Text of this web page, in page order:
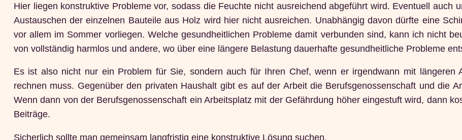
Hier liegen konstruktive Probleme vor, sodass die Feuchte nicht ausreichend abgeführt wird. Eventuell auch
Austauschen der einzelnen Bauteile aus Holz wird hier nicht ausreichen. Unabhängig davon dürfte eine
vor allem im Sommer vorliegen. Welche gesundheitlichen Probleme damit verbunden sind, kann ich nicht
von vollständig harmlos und andere, wo über eine längere Belastung dauerhafte gesundheitliche Probleme
Es ist also nicht nur ein Problem für Sie, sondern auch für Ihren Chef, wenn er irgendwann mit längeren
rechnen muss. Gegenüber den privaten Haushalt gibt es auf der Arbeit die Berufsgenossenschaft und die
Wenn dann von der Berufsgenossenschaft ein Arbeitsplatz mit der Gefährdung höher eingestuft wird, dann
Beiträge.
Sicherlich sollte man gemeinsam langfristig eine konstruktive Lösung suchen.